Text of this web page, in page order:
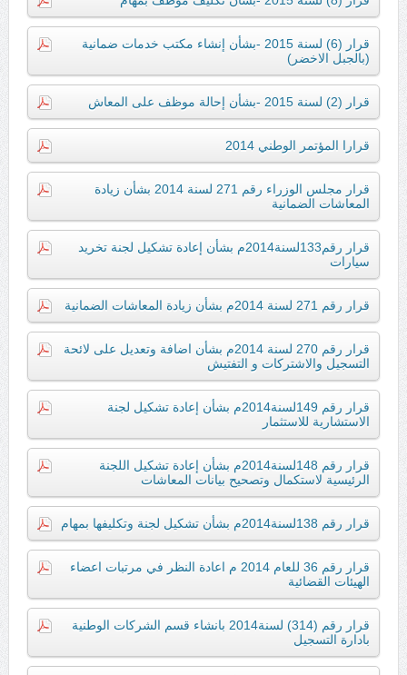
قرار (6) لسنة 2015 -بشأن إنشاء مكتب خدمات ضمانية
(بالجبل الاخضر)
قرار (2) لسنة 2015 -بشأن إحالة موظف على المعاش
قرارا المؤتمر الوطني 2014
قرار مجلس الوزراء رقم 271 لسنة 2014 بشأن زيادة
المعاشات الضمانية
قرار رقم133لسنة2014م بشأن إعادة تشكيل لجنة تخريد
سيارات
قرار رقم 271 لسنة 2014م بشأن زيادة المعاشات الضمانية
قرار رقم 270 لسنة 2014م بشأن اضافة وتعديل على لائحة
التسجيل والاشتركات و التفتيش
قرار رقم 149لسنة2014م بشأن إعادة تشكيل لجنة
الاستشارية للاستثمار
قرار رقم 148لسنة2014م بشأن إعادة تشكيل اللجنة
الرئيسية لاستكمال وتصحيح بيانات المعاشات
قرار رقم 138لسنة2014م بشأن تشكيل لجنة وتكليفها بمهام
قرار رقم 36 للعام 2014 م اعادة النظر في مرتبات اعضاء
الهيئات القضائية
قرار رقم (314) لسنة2014 بانشاء قسم الشركات الوطنية
بادارة التسجيل